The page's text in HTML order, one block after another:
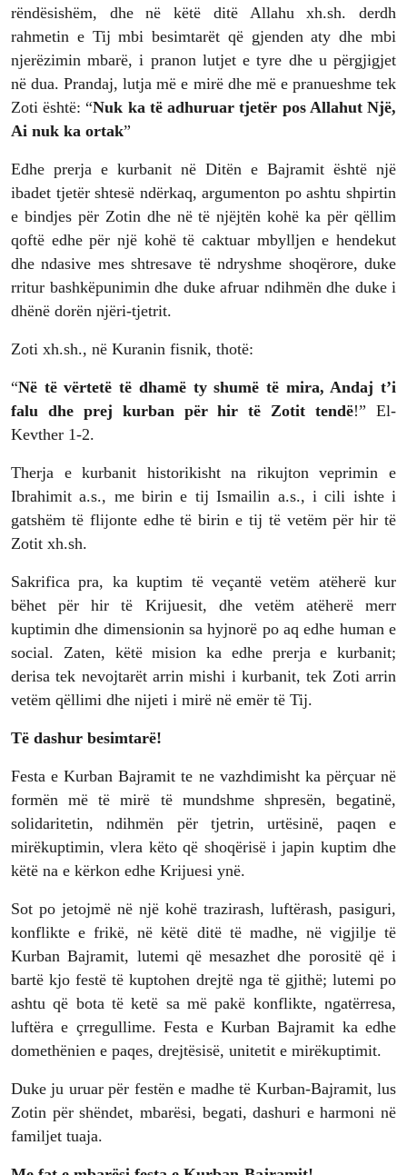
rëndësishëm, dhe në këtë ditë Allahu xh.sh. derdh
rahmetin e Tij mbi besimtarët që gjenden aty dhe mbi
njerëzimin mbarë, i pranon lutjet e tyre dhe u përgjigjet
në dua. Prandaj, lutja më e mirë dhe më e pranueshme tek
Zoti është: “Nuk ka të adhuruar tjetër pos Allahut Një,
Ai nuk ka ortak”
Edhe prerja e kurbanit në Ditën e Bajramit është një
ibadet tjetër shtesë ndërkaq, argumenton po ashtu shpirtin
e bindjes për Zotin dhe në të njëjtën kohë ka për qëllim
qoftë edhe për një kohë të caktuar mbylljen e hendekut
dhe ndasive mes shtresave të ndryshme shoqërore, duke
rritur bashkëpunimin dhe duke afruar ndihmën dhe duke i
dhënë dorën njëri-tjetrit.
Zoti xh.sh., në Kuranin fisnik, thotë:
“Në të vërtetë të dhamë ty shumë të mira, Andaj t’i
falu dhe prej kurban për hir të Zotit tendë!” El-
Kevther 1-2.
Therja e kurbanit historikisht na rikujton veprimin e
Ibrahimit a.s., me birin e tij Ismailin a.s., i cili ishte i
gatshëm të flijonte edhe të birin e tij të vetëm për hir të
Zotit xh.sh.
Sakrifica pra, ka kuptim të veçantë vetëm atëherë kur
bëhet për hir të Krijuesit, dhe vetëm atëherë merr
kuptimin dhe dimensionin sa hyjnorë po aq edhe human e
social. Zaten, këtë mision ka edhe prerja e kurbanit;
derisa tek nevojtarët arrin mishi i kurbanit, tek Zoti arrin
vetëm qëllimi dhe nijeti i mirë në emër të Tij.
Të dashur besimtarë!
Festa e Kurban Bajramit te ne vazhdimisht ka përçuar në
formën më të mirë të mundshme shpresën, begatinë,
solidaritetin, ndihmën për tjetrin, urtësinë, paqen e
mirëkuptimin, vlera këto që shoqërisë i japin kuptim dhe
këtë na e kërkon edhe Krijuesi ynë.
Sot po jetojmë në një kohë trazirash, luftërash, pasiguri,
konflikte e frikë, në këtë ditë të madhe, në vigjilje të
Kurban Bajramit, lutemi që mesazhet dhe porositë që i
bartë kjo festë të kuptohen drejtë nga të gjithë; lutemi po
ashtu që bota të ketë sa më pakë konflikte, ngatërresa,
luftëra e çrregullime. Festa e Kurban Bajramit ka edhe
domethënien e paqes, drejtësisë, unitetit e mirëkuptimit.
Duke ju uruar për festën e madhe të Kurban-Bajramit, lus
Zotin për shëndet, mbarësi, begati, dashuri e harmoni në
familjet tuaja.